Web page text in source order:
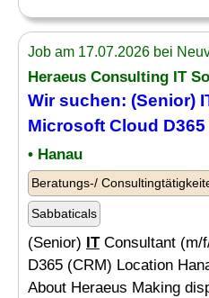
Job am 17.07.2026 bei
Heraeus Consulting IT
Wir suchen: (Senior)
Microsoft Cloud D365
• Hanau
Beratungs-/
Sabbaticals
(Senior) ITConsultant (m/
D365 (CRM) Location
About Heraeus Making